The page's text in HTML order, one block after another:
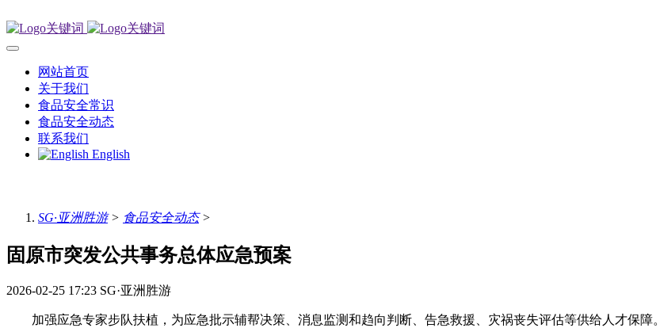
网站首页
关于我们
食品安全常识
食品安全动态
联系我们
English
SG·亚洲胜游> 食品安全动态>
固原市突发公共事务总体应急预案
2026-02-25 17:23 SG·亚洲胜游
加强应急专家步队扶植，为应急批示辅帮决策、消息监测和趋向判断、告急救援、灾祸丧失评估等供给人才保障。